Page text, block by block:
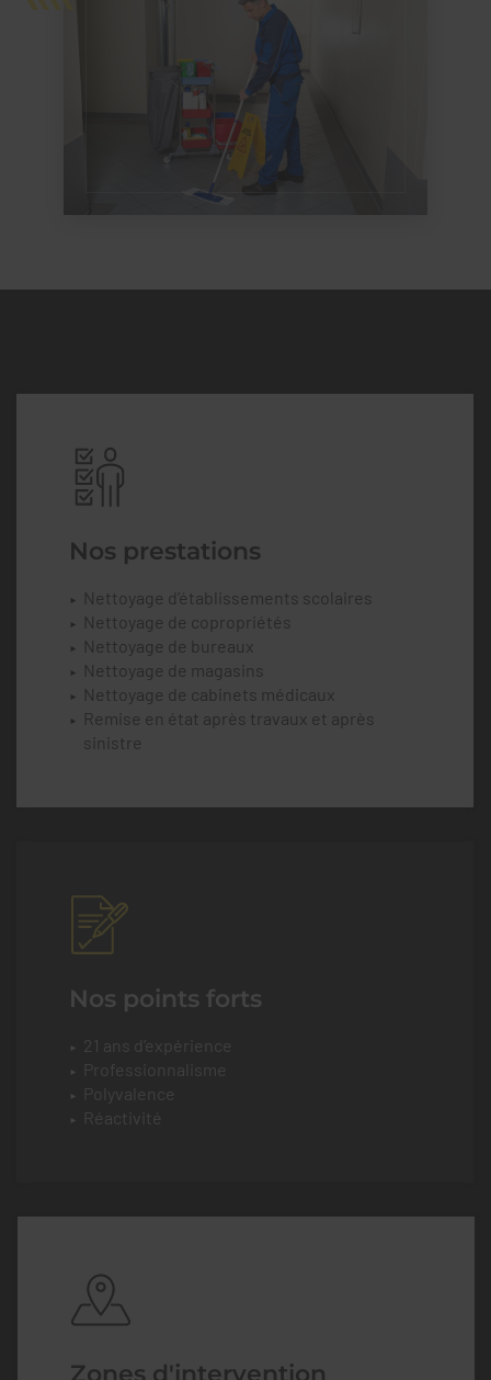
Nos prestations
Nettoyage d’établissements scolaires
Nettoyage de copropriétés
Nettoyage de bureaux
Nettoyage de magasins
Nettoyage de cabinets médicaux
Remise en état après travaux et après
sinistre
Nos points forts
21 ans d’expérience
Professionnalisme
Polyvalence
Réactivité
Zones d'intervention